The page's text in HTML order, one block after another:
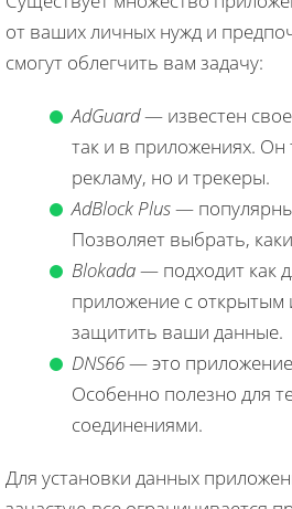
от ваших личных нужд и
смогут облегчить вам задачу:
AdGuard— известен
так и в приложениях. Он
рекламу, но и трекеры.
AdBlock Plus—
Позволяет выбрать,
Blokada— подходит как
приложение с открытым
защитить ваши данные.
DNS66— это приложение
Особенно полезно для
соединениями.
Для установки данных